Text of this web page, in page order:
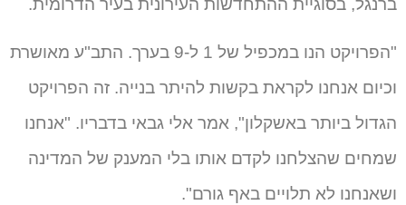
ברנגל, בסוגיית ההתחדשות העירונית בעיר הדרומית.
"הפרויקט הנו במכפיל של 1 ל-9 בערך. התב"ע מאושרת
וכיום אנחנו לקראת בקשות להיתר בנייה. זה הפרויקט
הגדול ביותר באשקלון", אמר אלי גבאי בדבריו. "אנחנו
שמחים שהצלחנו לקדם אותו בלי המענק של המדינה
ושאנחנו לא תלויים באף גורם".